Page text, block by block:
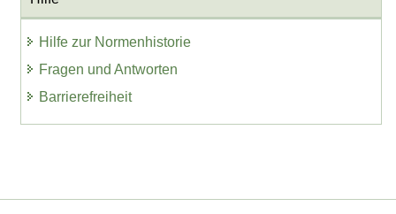
Hilfe zur Normenhistorie
Fragen und Antworten
Barrierefreiheit